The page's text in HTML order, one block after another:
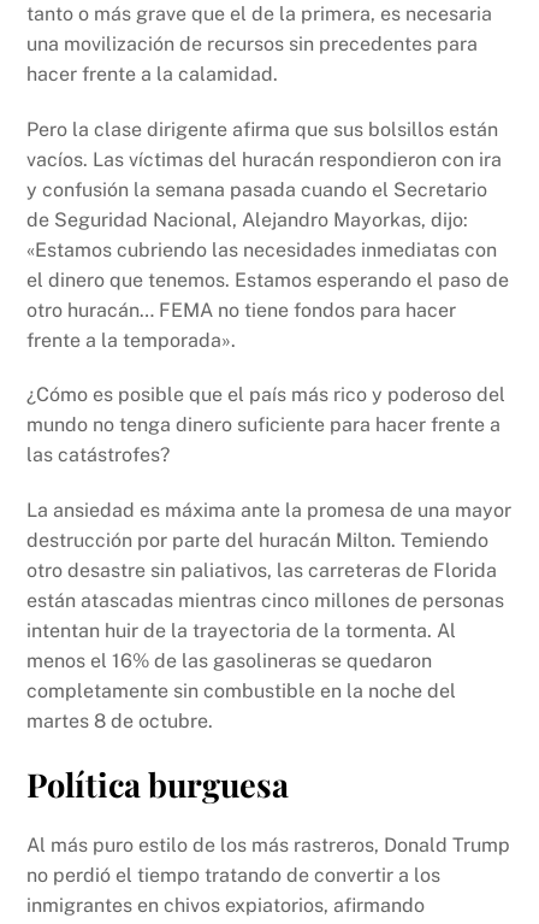
tanto o más grave que el de la primera, es necesaria
una movilización de recursos sin precedentes para
hacer frente a la calamidad.
Pero la clase dirigente afirma que sus bolsillos están
vacíos. Las víctimas del huracán respondieron con ira
y confusión la semana pasada cuando el Secretario
de Seguridad Nacional, Alejandro Mayorkas, dijo:
«Estamos cubriendo las necesidades inmediatas con
el dinero que tenemos. Estamos esperando el paso de
otro huracán… FEMA no tiene fondos para hacer
frente a la temporada».
¿Cómo es posible que el país más rico y poderoso del
mundo no tenga dinero suficiente para hacer frente a
las catástrofes?
La ansiedad es máxima ante la promesa de una mayor
destrucción por parte del huracán Milton. Temiendo
otro desastre sin paliativos, las carreteras de Florida
están atascadas mientras cinco millones de personas
intentan huir de la trayectoria de la tormenta. Al
menos el 16% de las gasolineras se quedaron
completamente sin combustible en la noche del
martes 8 de octubre.
Política burguesa
Al más puro estilo de los más rastreros, Donald Trump
no perdió el tiempo tratando de convertir a los
inmigrantes en chivos expiatorios, afirmando